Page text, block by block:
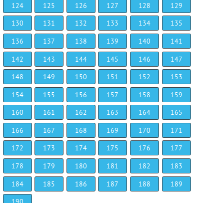
124 125 126 127 128
129
130
131 132 133 134
135
136
137 138 139 140
141
142
143 144 145 146
147
148
149 150 151 152
153
154
155 156 157 158
159
160
161 162 163 164
165
166
167 168 169 170
171
172
173 174 175 176
177
178
179 180 181 182
183
184
185 186 187 188
189